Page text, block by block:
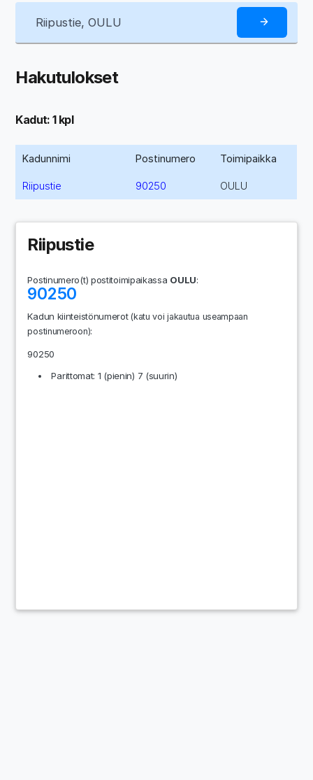
Hakutulokset
Kadut: 1 kpl
Kadunnimi Postinumero Toimipaikka
Riipustie 90250 OULU
Riipustie
Postinumero(t) postitoimipaikassa OULU:
90250
Kadun kiinteistönumerot(katu voi jakautua useampaan
postinumeroon):
90250
Parittomat: 1 (pienin) 7 (suurin)